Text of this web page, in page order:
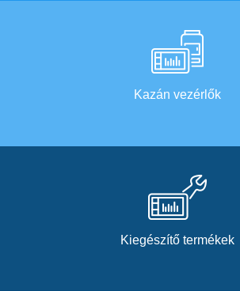
Kazán vezérlők
Kiegészítő termékek